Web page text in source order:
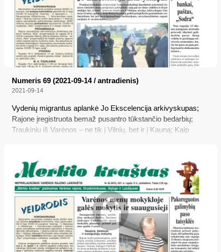
Numeris 69 (2021-09-14 / antradienis)
2021-09-14
Vydenių migrantus aplankė Jo Ekscelencija arkivyskupas;
Rajone įregistruota bemaž pusantro tūkstančio bedarbių;
Traukiniu iš Varėnos – ne tik į Vilnių, bet ir į Kauną; Kaip